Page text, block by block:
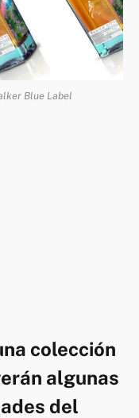
Blue Label
colección
algunas
del